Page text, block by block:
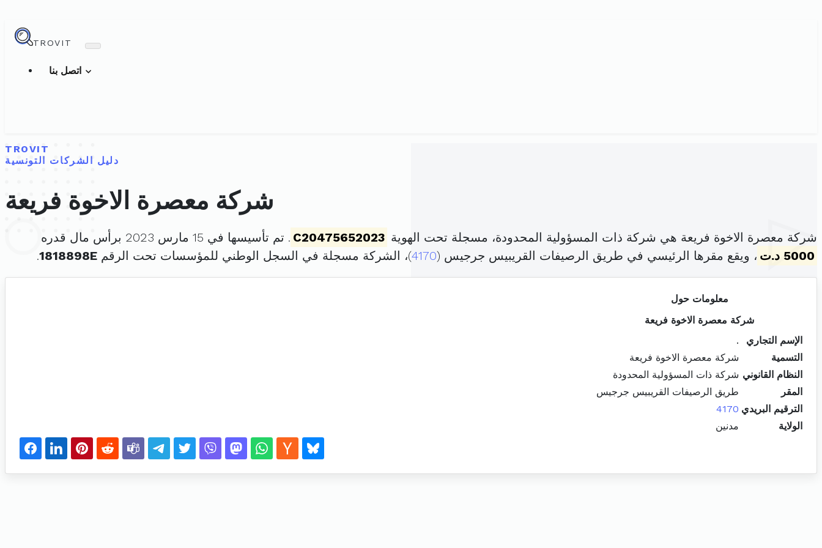
TROVIT
TROVIT
دليل الشركات التونسية
شركة معصرة الاخوة فريعة
شركة معصرة الاخوة فريعة هي شركة ذات المسؤولية المحدودة، مسجلة تحت الهوية C20475652023 . تم تأسيسها في 15 مارس 2023 برأس مال قدره
5000 د.ت
، ويقع مقرها الرئيسي في طريق الرصيفات القريبيس جرجيس (4170)، الشركة مسجلة في السجل الوطني للمؤسسات تحت الرقم 1818898E
.
معلومات حول
شركة معصرة الاخوة فريعة
الإسم التجاري
.
التسمية
شركة معصرة الاخوة فريعة
النظام القانوني شركة ذات المسؤولية المحدودة
المقر
طريق الرصيفات القريبيس جرجيس
الترقيم البريدي 4170
الولاية
مدنين